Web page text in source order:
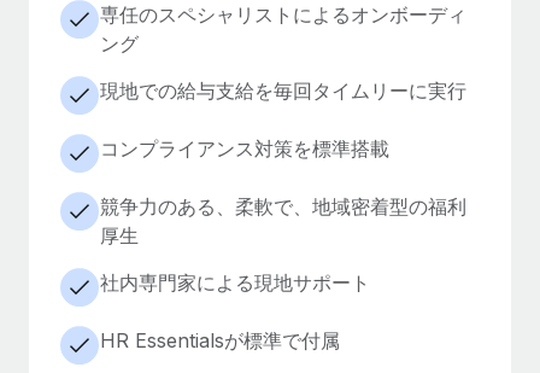
専任のスペシャリストによるオンボーディ
ング
現地での給与支給を毎回タイムリーに実行
コンプライアンス対策を標準搭載
競争力のある、柔軟で、地域密着型の福利
厚生
社内専門家による現地サポート
HR Essentialsが標準で付属